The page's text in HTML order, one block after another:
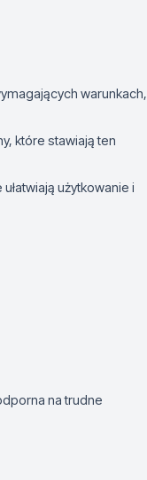
warunkach,
które stawiają ten
użytkowanie i
na trudne